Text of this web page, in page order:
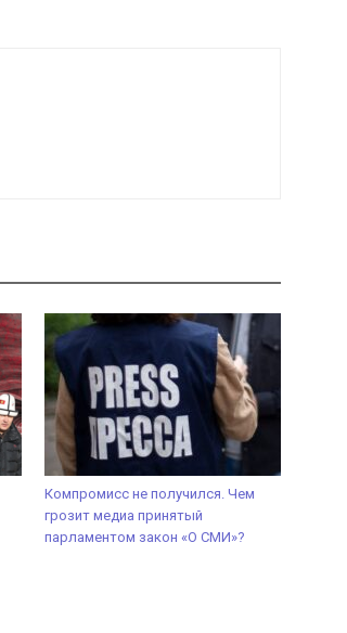
Компромисс не получился. Чем
грозит медиа принятый
парламентом закон «О СМИ»?